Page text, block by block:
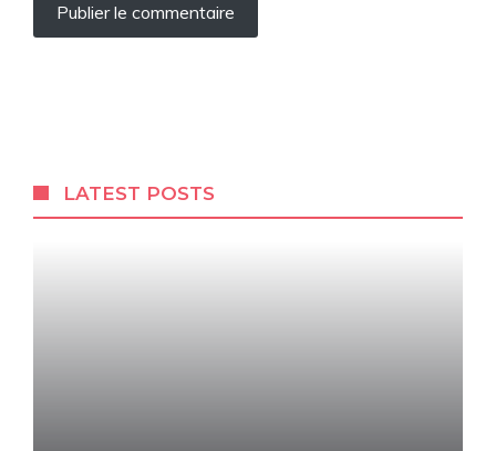
LATEST POSTS